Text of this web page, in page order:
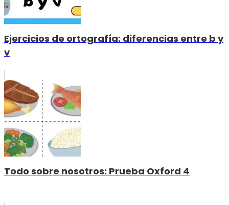
Ejercicios de ortografía: diferencias entre b y
v
Todo sobre nosotros: Prueba Oxford 4